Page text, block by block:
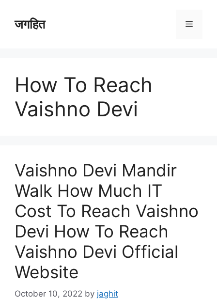
contentजगहित Menu
How To Reach
Vaishno Devi
Vaishno Devi Mandir
Walk How Much IT
Cost To Reach Vaishno
Devi How To Reach
Vaishno Devi Official
Website
October 10, 2022 by jaghit